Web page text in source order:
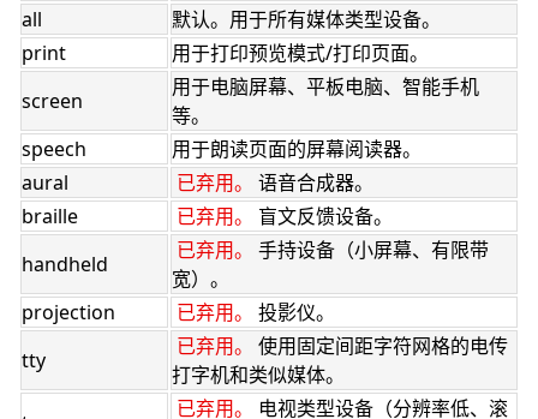
all
默认。用于所有媒体类型设备。
print
用于打印预览模式/打印页面。
screen
用于电脑屏幕、平板电脑、智能手机
等。
speech
用于朗读页面的屏幕阅读器。
aural
已弃用。
语音合成器。
braille
已弃用。
盲文反馈设备。
handheld
已弃用。
手持设备（小屏幕、有限带
宽）。
projection
已弃用。
投影仪。
tty
已弃用。
使用固定间距字符网格的电传
打字机和类似媒体。
已弃用。 电视类型设备（分辨率低、滚